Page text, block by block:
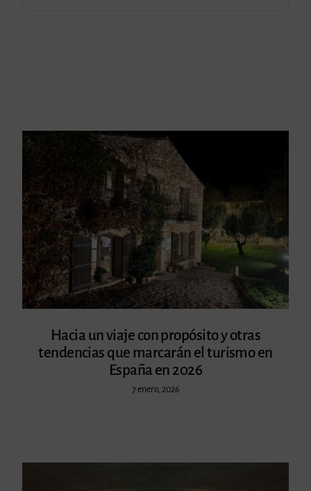
Hacia un viaje con propósito y otras
tendencias que marcarán el turismo en
España en 2026
7 enero, 2026